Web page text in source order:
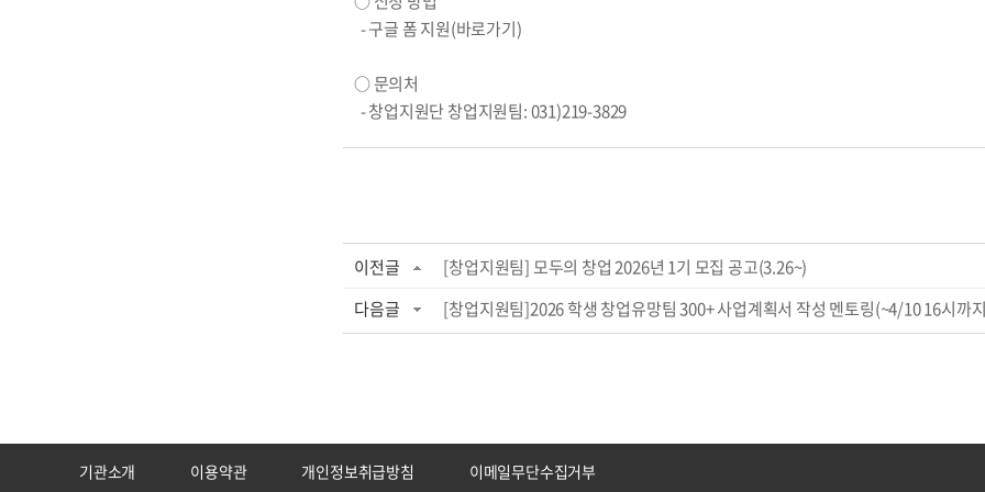
- 구글 폼 지원(바로가기)
○ 문의처
- 창업지원단 창업지원팀: 031)219-3829
이전글
[창업지원팀] 모두의 창업 2026년 1기 모집 공고(3.26~)
다음글
[창업지원팀]2026 학생 창업유망팀 300+ 사업계획서 작성 멘토링(~4/10 16시까
기관소개 이용약관 개인정보취급방침 이메일무단수집거부